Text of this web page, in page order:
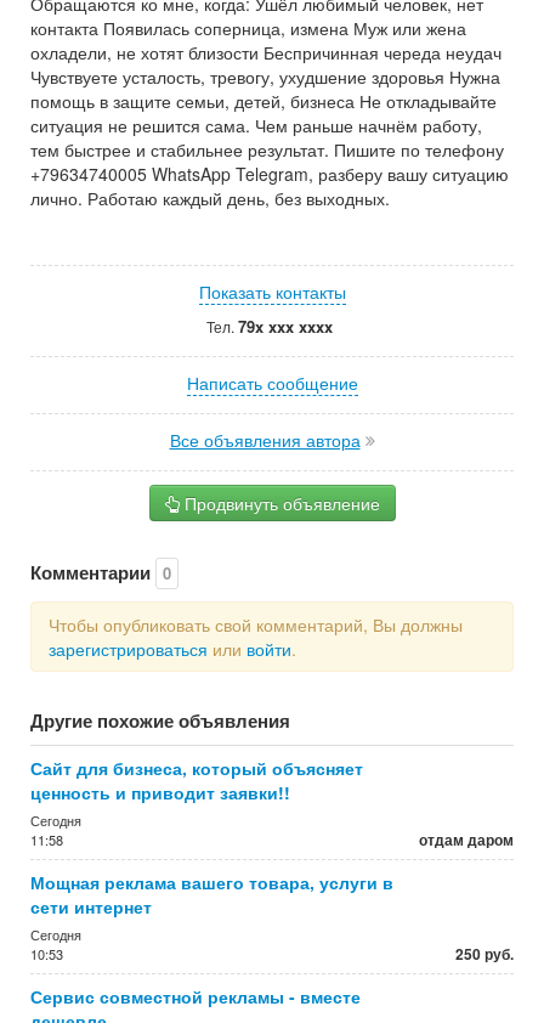
контакта Появилась соперница, измена Муж или жена
охладели, не хотят близости Беспричинная череда неудач
Чувствуете усталость, тревогу, ухудшение здоровья Нужна
помощь в защите семьи, детей, бизнеса Не откладывайте
ситуация не решится сама. Чем раньше начнём работу,
тем быстрее и стабильнее результат. Пишите по телефону
+79634740005 WhatsApp Telegram, разберу вашу ситуацию
лично. Работаю каждый день, без выходных.
Показать контакты
Тел. 79x xxx xxxx
Написать сообщение
Все объявления автора
Продвинуть объявление
Комментарии 0
Чтобы опубликовать свой комментарий, Вы должны
зарегистрироваться или войти.
Другие похожие объявления
Сайт для бизнеса, который объясняет
ценность и приводит заявки!!
Сегодня
11:58
отдам даром
Мощная реклама вашего товара, услуги в
сети интернет
Сегодня
10:53
250 руб.
Сервис совместной рекламы - вместе